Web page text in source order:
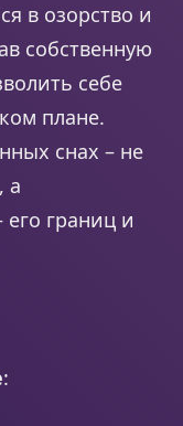
в озорство и
собственную
себе
плане.
снах – не
а
его границ и
: